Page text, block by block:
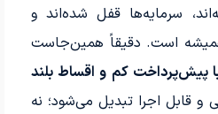
سرمایه‌ها قفل شده‌اند و
است. دقیقاً همین‌جاست
پیش‌پرداخت کم و اقساط بلند
قابل اجرا تبدیل می‌شود؛ نه